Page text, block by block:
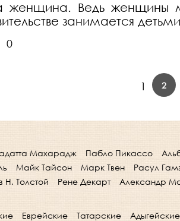
женщина. Ведь
занимается
0
1 2
Махарадж Пабло Пикассо
Майк Тайсон Марк Твен Расул
Н. Толстой Рене Декарт Александр
Еврейские Татарские Адыгейские